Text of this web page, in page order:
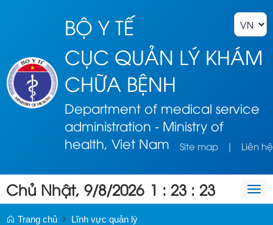
BỘ Y TẾ
CỤC QUẢN LÝ KHÁM
CHỮA BỆNH
Department of medical service
administration - Ministry of
health, Viet Nam
Site map | Liên hệ
Chủ Nhật, 9/8/2026 1 : 23 : 23
Trang chủ Lĩnh vực quản lý